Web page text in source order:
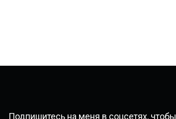
Подпишитесь на меня в соцсетях, чтобы